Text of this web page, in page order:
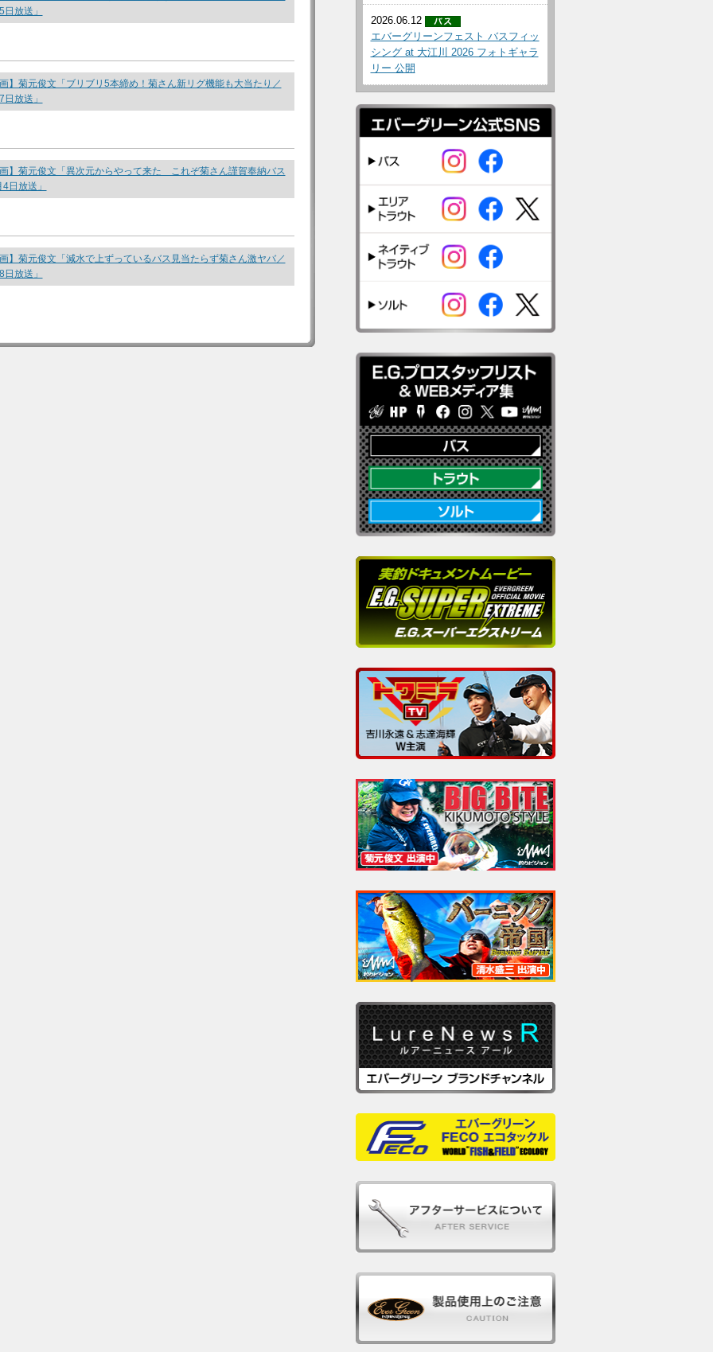
放送」
】菊元俊文「ブリブリ5本締め！菊さん新リグ機能も大当たり／
放送」
】菊元俊文「異次元からやって来た これぞ菊さん謹賀奉納バス
日放送」
】菊元俊文「減水で上ずっているバス見当たらず菊さん激ヤバ／
放送」
2026.06.12
エバーグリーンフェスト バスフィッ
シング at 大江川 2026 フォトギャラ
リー 公開